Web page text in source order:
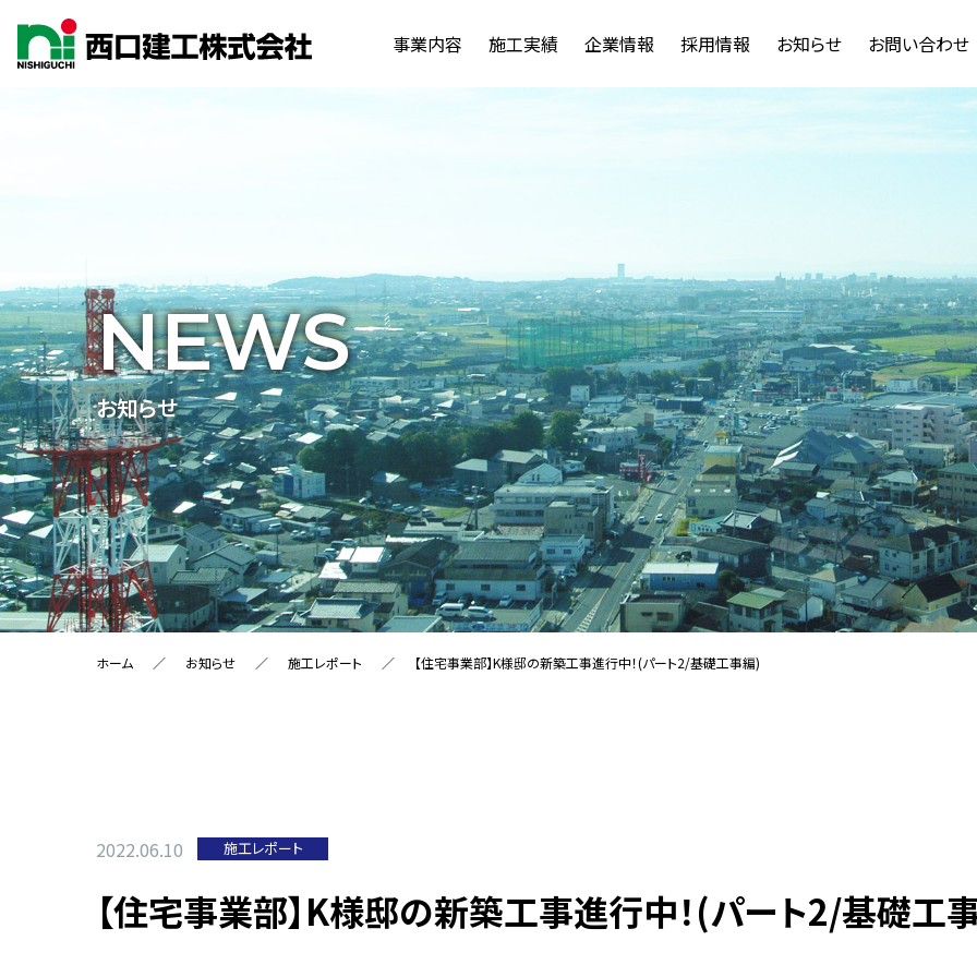
事業内容 施工実績 企業情報 採用情報 お知らせ お問い合わせ
NEWS
お知らせ
ホーム お知らせ 施工レポート 【住宅事業部】K様邸の新築工事進行中！(パート2/基礎工事編)
2022.06.10 施工レポート
【住宅事業部】K様邸の新築工事進行中！(パート2/基礎工